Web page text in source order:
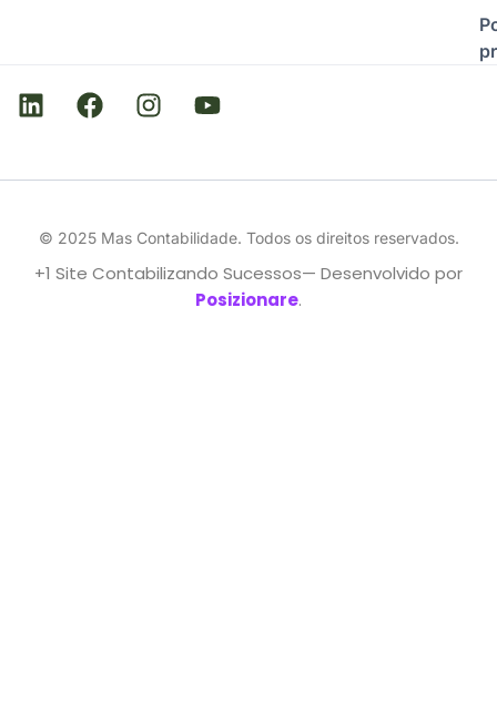
© 2025 Mas Contabilidade. Todos os direitos reservados.
+1 Site Contabilizando Sucessos— Desenvolvido por
Posizionare.